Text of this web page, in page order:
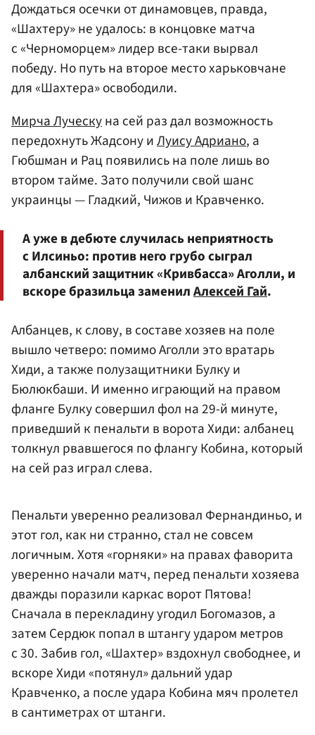
Дождаться осечки от динамовцев, правда,
«Шахтеру» не удалось: в концовке матча
с «Черноморцем» лидер все-таки вырвал
победу. Но путь на второе место харьковчане
для «Шахтера» освободили.
Мирча Луческуна сей раз дал возможность
передохнуть Жадсону иЛуису Адриано, а
Гюбшман и Рац появились на поле лишь во
втором тайме. Зато получили свой шанс
украинцы — Гладкий, Чижов и Кравченко.
А уже в дебюте случилась неприятность
с Илсиньо: против него грубо сыграл
албанский защитник «Кривбасса» Аголли, и
вскоре бразильца заменилАлексей Гай.
Албанцев, к слову, в составе хозяев на поле
вышло четверо: помимо Аголли это вратарь
Хиди, а также полузащитники Булку и
Бюлюкбаши. И именно играющий на правом
фланге Булку совершил фол на 29-й минуте,
приведший к пенальти в ворота Хиди: албанец
толкнул рвавшегося по флангу Кобина, который
на сей раз играл слева.
Пенальти уверенно реализовал Фернандиньо, и
этот гол, как ни странно, стал не совсем
логичным. Хотя «горняки» на правах фаворита
уверенно начали матч, перед пенальти хозяева
дважды поразили каркас ворот Пятова!
Сначала в перекладину угодил Богомазов, а
затем Сердюк попал в штангу ударом метров
с 30. Забив гол, «Шахтер» вздохнул свободнее, и
вскоре Хиди «потянул» дальний удар
Кравченко, а после удара Кобина мяч пролетел
в сантиметрах от штанги.